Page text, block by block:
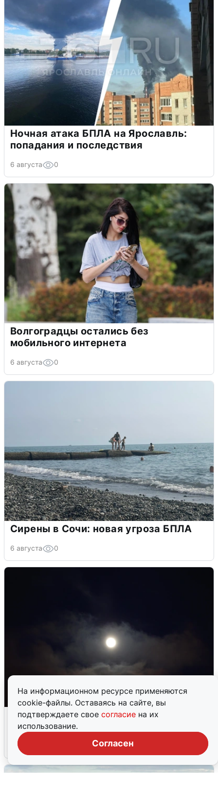
На информационном ресурсе применяются
cookie-файлы. Оставаясь на сайте, вы
подтверждаете свое согласие на их
использование.
Согласен
Ночная атака БПЛА на Ярославль:
попадания и последствия
6 августа 0
Волгоградцы остались без
мобильного интернета
6 августа 0
Сирены в Сочи: новая угроза БПЛА
6 августа 0
Взрывы в Воронеже после сигнала
тревоги
5 августа